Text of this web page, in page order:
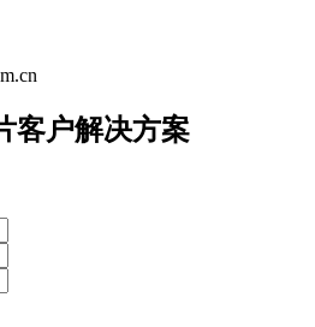
客户解决方案